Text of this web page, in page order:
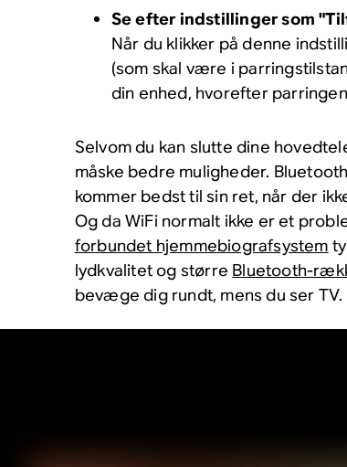
Se efter indstillinger som
Når du klikker på denne
(som skal være i
din enhed, hvorefter
Selvom du kan slutte dine
måske bedre muligheder.
kommer bedst til sin ret, når der
Og da WiFi normalt ikke er et
forbundet hjemmebiografsystem
lydkvalitet og større Bluetooth-
bevæge dig rundt, mens du ser TV.